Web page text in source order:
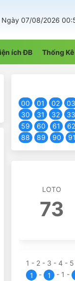
Ngày 07/08/2026
ích ĐB Thống Kê
00
01 02 03
30
31 32 33
59
60 61 62
88
89 90 91
LOTO
73
1 - 2 - 3 - 4 - 5
1
- 1 - 1 -